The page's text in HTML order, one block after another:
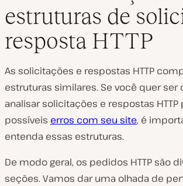
estruturas de
resposta HTTP
As solicitações e respostas HTTP
estruturas similares. Se você quer ser
analisar solicitações e respostas
possíveis erros com seu site, é
entenda essas estruturas.
De modo geral, os pedidos HTTP são
seções. Vamos dar uma olhada de